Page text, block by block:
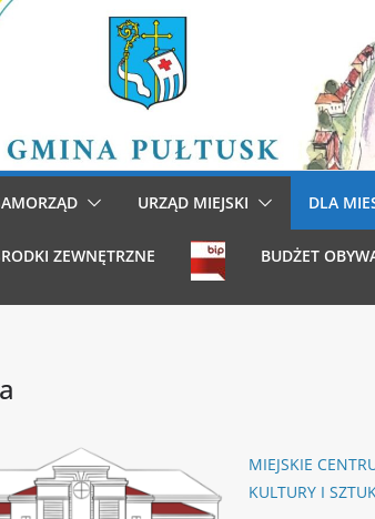
narzędzi
URZĄD MIEJSKI DLA
ZEWNĘTRZNE BUDŻET
MIEJSKIE
KULTURY I